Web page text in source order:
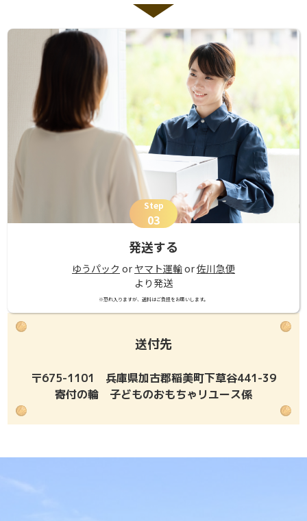
Step
03
発送する
ゆうパック or ヤマト運輸or佐川急便
より発送
※恐れ入りますが、送料はご負担をお願いします。
送付先
〒675-1101 兵庫県加古郡稲美町下草谷441-39
寄付の輪 子どものおもちゃリユース係